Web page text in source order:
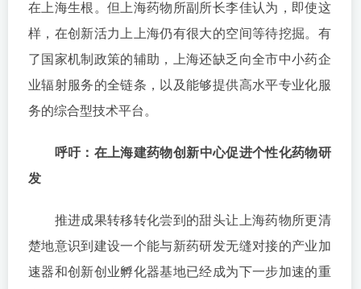
在上海生根。但上海药物所副所长李佳认为，即使这
样，在创新活力上上海仍有很大的空间等待挖掘。有
了国家机制政策的辅助，上海还缺乏向全市中小药企
业辐射服务的全链条，以及能够提供高水平专业化服
务的综合型技术平台。
呼吁：在上海建药物创新中心促进个性化药物研
发
推进成果转移转化尝到的甜头让上海药物所更清
楚地意识到建设一个能与新药研发无缝对接的产业加
速器和创新创业孵化器基地已经成为下一步加速的重